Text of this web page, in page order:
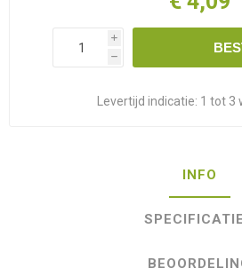
i
h
Levertijd indicatie: 1 tot 3
INFO